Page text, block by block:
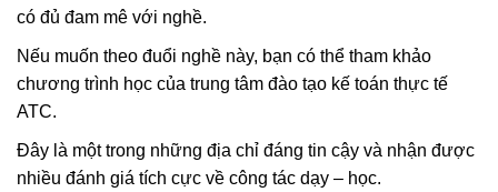
có đủ đam mê với nghề.
Nếu muốn theo đuổi nghề này, bạn có thể tham khảo
chương trình học của trung tâm đào tạo kế toán thực tế
ATC.
Đây là một trong những địa chỉ đáng tin cậy và nhận được
nhiều đánh giá tích cực về công tác dạy – học.